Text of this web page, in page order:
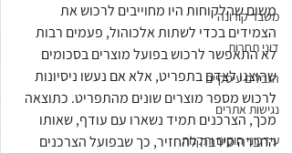
משבר קורונה
דיני תחרות
הגבלים עיסקיים
נגישות אתרים
עידכוני חוקים ותקנות
משום שהלקוחות היו מחוייבים לרכוש את
הצמידים בכדי לשתות אלכוהול, פעמים רבות
לא התאפשר לרכוש בפועל מוצרים בסכומים
שהוצגו לצדם בתפריט, אלא אם נעשו ניסיונות
לרכוש מספר מוצרים שונים מהתפריט. כתוצאה
מכך, הצרכנים תמיד נשארו עם עודף, שאותו
החברה סירבה להחזיר, כך שבפועל הצרכנים